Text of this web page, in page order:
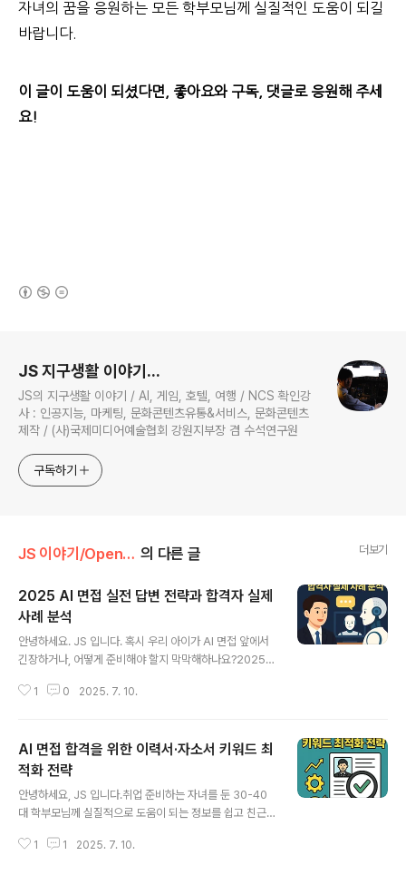
자녀의 꿈을 응원하는 모든 학부모님께 실질적인 도움이 되길
바랍니다.
이 글이 도움이 되셨다면, 좋아요와 구독, 댓글로 응원해 주세
요!
JS 지구생활 이야기...
JS의 지구생활 이야기 / AI, 게임, 호텔, 여행 / NCS 확인강
사 : 인공지능, 마케팅, 문화콘텐츠유통&서비스, 문화콘텐츠
제작 / (사)국제미디어예술협회 강원지부장 겸 수석연구원
구독하기
JS 이야기/Open AI 의 다른 글 더보기
2025 AI 면접 실전 답변 전략과 합격자 실제
사례 분석
안녕하세요. JS 입니다. 혹시 우리 아이가 AI 면접 앞에서
긴장하거나, 어떻게 준비해야 할지 막막해하나요?2025년
전략은 모호해 걱정이 많으실 겁니다.이 글에서는최신 AI
리 아이의 합격 확률을 높이고, 불안감을 줄여주는 핵심 팁
을 꼭 확인하세요! 1. AI 면접이란? 최신 트렌드와 변화AI
면접이란?AI 면접은 인공지능이 지원자의 표정, 목소리, 답
변 내용을 분석해 평가하는 비대면 면접 방식입니다.2025
년 현재, 대기업은 물론 중견·공공기관까지 빠르게 확산 중
입니다. 2025년 AI 면접 트렌드비대면·언제 어디서나 응
1 0 2025. 7. 10.
AI 면접 합격을 위한 이력서·자소서 키워드 최
적화 전략
안녕하세요, JS 입니다.취업 준비하는 자녀를 둔 30-40
대 학부모님께 실질적으로 도움이 되는 정보를 쉽고 친근
AI 면접에서 계속 고배를 마시고 있나요?요즘은 ‘스펙’보다
1 1 2025. 7. 10.